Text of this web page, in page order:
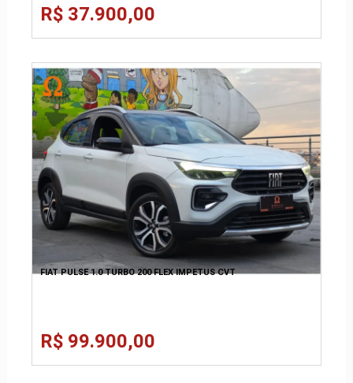
R$ 37.900,00
FIAT PULSE 1.0 TURBO 200 FLEX IMPETUS CVT
R$ 99.900,00